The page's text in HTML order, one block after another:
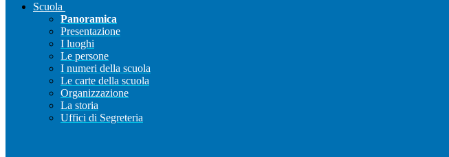
Scuola
Panoramica
Presentazione
I luoghi
Le persone
I numeri della scuola
Le carte della scuola
Organizzazione
La storia
Uffici di Segreteria